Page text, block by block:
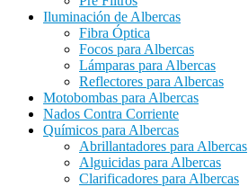
Iluminación de Albercas
Fibra Óptica
Focos para Albercas
Lámparas para Albercas
Reflectores para Albercas
Motobombas para Albercas
Nados Contra Corriente
Químicos para Albercas
Abrillantadores para Albercas
Alguicidas para Albercas
Clarificadores para Albercas